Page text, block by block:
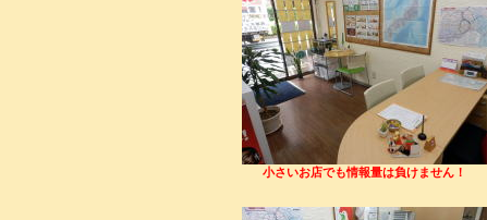
小さいお店でも情報量は負けません！